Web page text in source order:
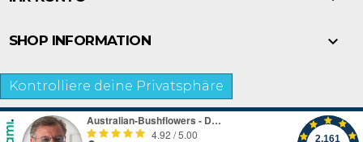
SHOP INFORMATION 
Kontrolliere deine Privatsphäre